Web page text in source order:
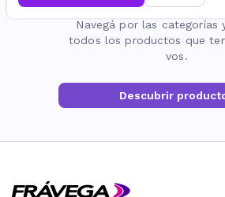
La página no
Navegá por las categorías
todos los productos que
vos.
Descubrir